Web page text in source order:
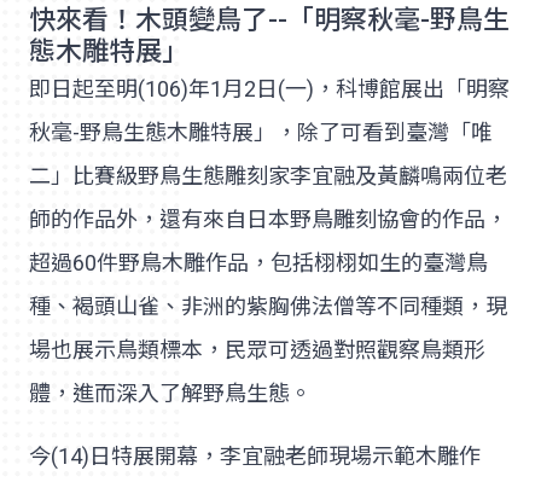
快來看！木頭變鳥了--「明察秋毫-野鳥生
態木雕特展」
即日起至明(106)年1月2日(一)，科博館展出「明察
秋毫-野鳥生態木雕特展」，除了可看到臺灣「唯
二」比賽級野鳥生態雕刻家李宜融及黃麟鳴兩位老
師的作品外，還有來自日本野鳥雕刻協會的作品，
超過60件野鳥木雕作品，包括栩栩如生的臺灣鳥
種、褐頭山雀、非洲的紫胸佛法僧等不同種類，現
場也展示鳥類標本，民眾可透過對照觀察鳥類形
體，進而深入了解野鳥生態。
今(14)日特展開幕，李宜融老師現場示範木雕作